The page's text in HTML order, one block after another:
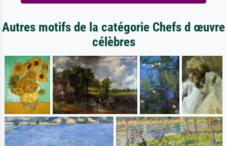
Autres motifs de la catégorie Chefs d œuvre
célèbres